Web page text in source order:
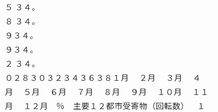
５ ３４。
８ ３４。
９３４。
９３４。
２ ３４。
０２８３０３２３４３６３８１月 ２月 ３月 ４
月 ５月 ６月 ７月 ８月 ９月 １０月 １１
月 １２月 ％ 主要１２都市受寄物（回転数） １